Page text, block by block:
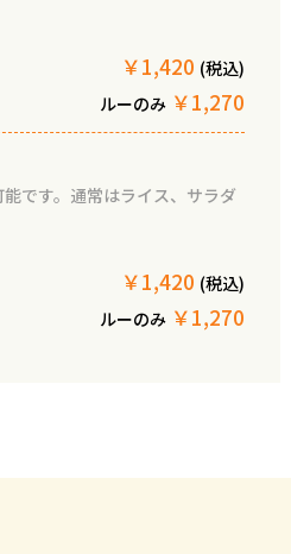
￥1,420 (税込)
ルーのみ ￥1,270
です。通常はライス、サラダ
￥1,420 (税込)
ルーのみ ￥1,270